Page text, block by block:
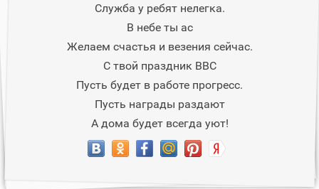
Служба у ребят нелегка.
В небе ты ас
Желаем счастья и везения сейчас.
С твой праздник ВВС
Пусть будет в работе прогресс.
Пусть награды раздают
А дома будет всегда уют!